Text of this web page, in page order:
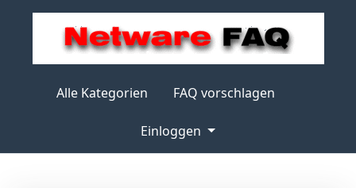
Alle Kategorien FAQ vorschlagen
Einloggen